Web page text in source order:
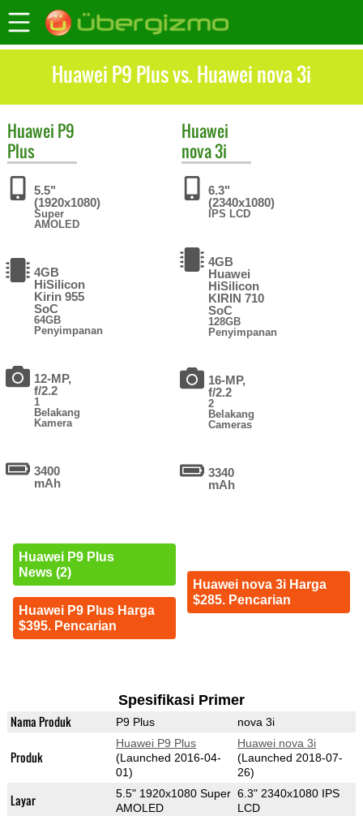
Huawei P9 Plus vs. Huawei nova 3i
Huawei P9
Plus
5.5"
(1920x1080)
Super
AMOLED
4GB
HiSilicon
Kirin 955
SoC
64GB
Penyimpanan
12-MP,
f/2.2
1
Belakang
Kamera
3400
mAh
Huawei P9 Plus
News (2)
Huawei P9 Plus Harga
$395. Pencarian
Huawei
nova 3i
6.3"
(2340x1080)
IPS LCD
4GB
Huawei
HiSilicon
KIRIN 710
SoC
128GB
Penyimpanan
16-MP,
f/2.2
2
Belakang
Cameras
3340
mAh
Huawei nova 3i Harga
$285. Pencarian
Spesifikasi Primer
Nama Produk P9 Plus nova 3i
Produk
Huawei P9 Plus
(Launched 2016-04-
01)
Huawei nova 3i
(Launched 2018-07-
26)
Layar
5.5" 1920x1080 Super
AMOLED
6.3" 2340x1080 IPS
LCD